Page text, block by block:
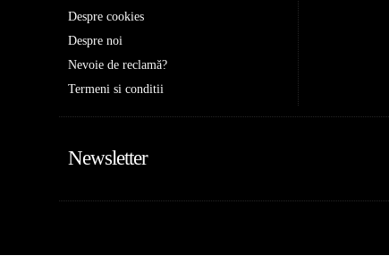
Despre cookies
Despre noi
Nevoie de reclamă?
Termeni si conditii
Newsletter